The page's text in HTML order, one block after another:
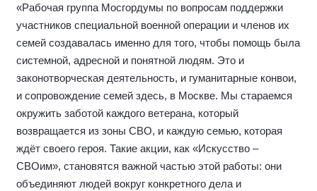
«Рабочая группа Мосгордумы по вопросам поддержки
участников специальной военной операции и членов их
семей создавалась именно для того, чтобы помощь была
системной, адресной и понятной людям. Это и
законотворческая деятельность, и гуманитарные конвои,
и сопровождение семей здесь, в Москве. Мы стараемся
окружить заботой каждого ветерана, который
возвращается из зоны СВО, и каждую семью, которая
ждёт своего героя. Такие акции, как «Искусство –
СВОим», становятся важной частью этой работы: они
объединяют людей вокруг конкретного дела и